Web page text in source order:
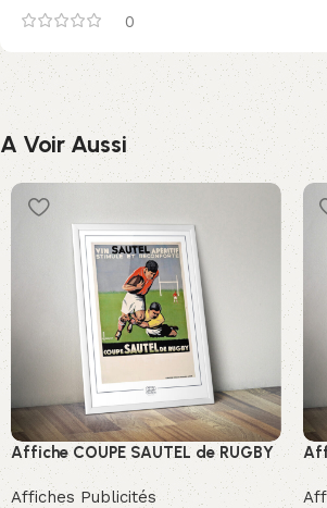
0
A Voir Aussi
Affiche COUPE SAUTEL de RUGBY
Affiches Publicités